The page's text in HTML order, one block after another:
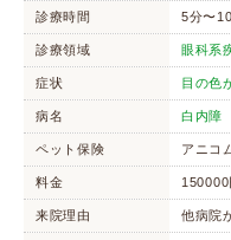
診療時間 5分〜
診療領域 眼科系
症状 目の色
病名 白内障
ペット保険 アニコ
料金 150000
来院理由 他病院